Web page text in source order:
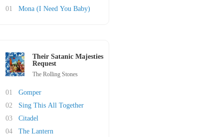
01 Mona (I Need You Baby)
Their Satanic Majesties
Request
The Rolling Stones
01
Gomper
02
Sing This All Together
03
Citadel
04
The Lantern